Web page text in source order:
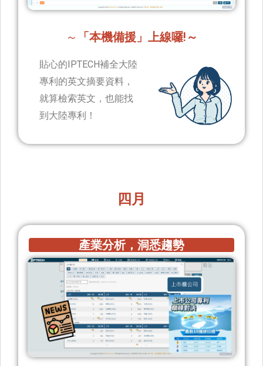
～ 「本機備援」上線囉!～
貼心的IPTECH補全大陸
專利的英文摘要資料，
就算檢索英文，也能找
到大陸專利！
四月
產業分析，洞悉趨勢